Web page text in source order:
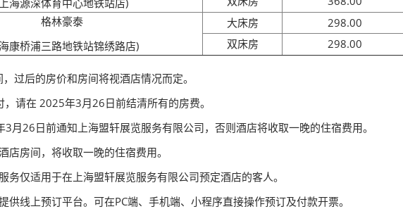
海源深体育中心地铁站店)
格林豪泰
康桥浦三路地铁站锦绣路店)
大床房
298.00
双床房
298.00
过后的房价和房间将视酒店情况而定。
请在 2025年3月26日前结清所有的房费。
26日前通知上海盟轩展览服务有限公司，否则酒店将收取一晚的住宿费用。
房间，将收取一晚的住宿费用。
仅适用于在上海盟轩展览服务有限公司预定酒店的客人。
线上预订平台。可在PC端、手机端、小程序直接操作预订及付款开票。